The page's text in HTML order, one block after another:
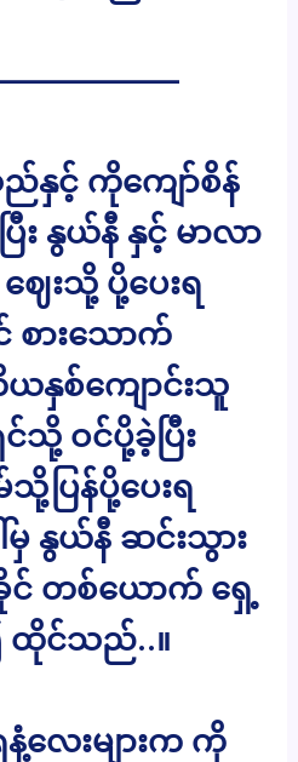
နှင့် ကိုကျော်စိန်
း နွယ်နီ နှင့် မာလာ
းသို့ ပို့ပေးရ
စားသောက်
ယနှစ်ကျောင်းသူ
သို့ ဝင်ပို့ခဲ့ပြီး
ပြန်ပို့ပေးရ
နွယ်နီ ဆင်းသွား
င် တစ်ယောက် ရှေ့
ထိုင်သည်..။
လေးများက ကို